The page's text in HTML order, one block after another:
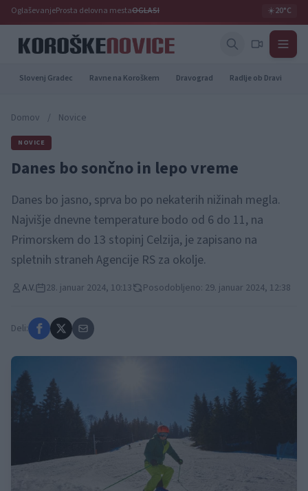
OglaševanjeProsta delovna mestaOGLASI ☀️20°C
Slovenj Gradec Ravne na Koroškem Dravograd Radlje ob Dravi
Domov / Novice
NOVICE
Danes bo sončno in lepo vreme
Danes bo jasno, sprva bo po nekaterih nižinah megla.
Najvišje dnevne temperature bodo od 6 do 11, na
Primorskem do 13 stopinj Celzija, je zapisano na
spletnih straneh Agencije RS za okolje.
A.V. 28. januar 2024, 10:13 Posodobljeno: 29. januar 2024, 12:38
Deli: